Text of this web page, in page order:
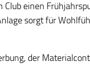
einen
sorgt für
der